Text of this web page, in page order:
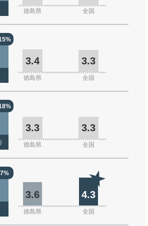
徳島県 全国
3.4 3.3
徳島県 全国
3.3 3.3
徳島県 全国
7%
3.6 4.3
徳島県 全国